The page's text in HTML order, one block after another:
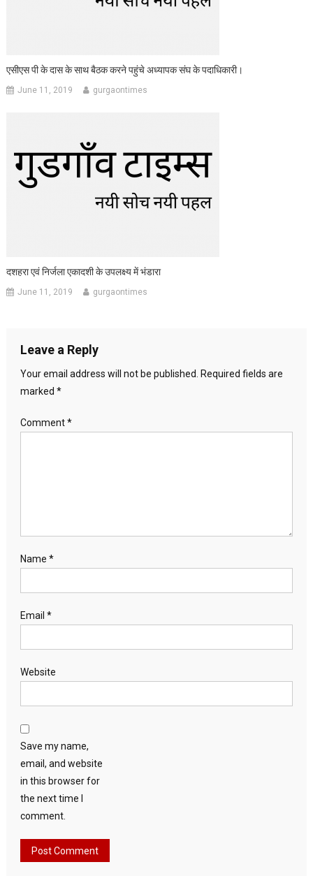
एसीएस पी के दास के साथ बैठक करने पहुंचे अध्यापक संघ के पदाधिकारी।
June 11, 2019 gurgaontimes
दशहरा एवं निर्जला एकादशी के उपलक्ष्य में भंडारा
June 11, 2019 gurgaontimes
Leave a Reply
Your email address will not be published. Required fields are
marked *
Comment*
Name *
Email *
Website
Save my name,
email, and website
in this browser for
the next time I
comment.